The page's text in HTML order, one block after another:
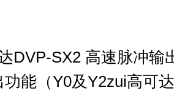
DVP-SX2 高速脉冲输
能（Y0及Y2zui高可